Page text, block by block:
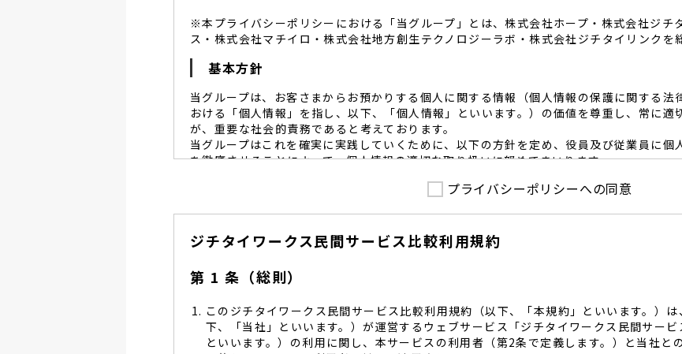
※本プライバシーポリシーにおける「当グループ」とは、株式会社ホープ・株式会社ジチ
ス・株式会社マチイロ・株式会社地方創生テクノロジーラボ・株式会社ジチタイリンクを
基本方針
当グループは、お客さまからお預かりする個人に関する情報（個人情報の保護に関する法
おける「個人情報」を指し、以下、「個人情報」といいます。）の価値を尊重し、常に適
が、重要な社会的責務であると考えております。
当グループはこれを確実に実践していくために、以下の方針を定め、役員及び従業員に個
を徹底させることによって、個人情報の適切な取り扱いに努めてまいります。
当グループは、個人情報保護に係る法令その他の規範を遵守するとともに、本ポリシ
個人情報保護に努めます。
し、同意を得た必要な範囲内で適切な取得、利用目的の範囲内で利用を致します。
管理を求め、委託先を監督致します。
当グループは、お預かりする個人情報を正確かつ安全に保つとともに、不正アクセス・
る予防並びに是正の為、社内規程を整備し、必要かつ適切な措置を講じます。
当グループは、個人情報保護に関する社内のマネジメントシステムを定め、組織体制
します。
プライバシーポリシーへの同意
ジチタイワークス民間サービス比較利用規約
第 1 条（総則）
このジチタイワークス民間サービス比較利用規約（以下、「本規約」といいます。）
下、「当社」といいます。）が運営するウェブサービス「ジチタイワークス民間サービ
といいます。）の利用に関し、本サービスの利用者（第2条で定義します。）と当社と